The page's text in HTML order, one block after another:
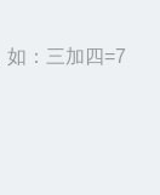
如：三加四=7